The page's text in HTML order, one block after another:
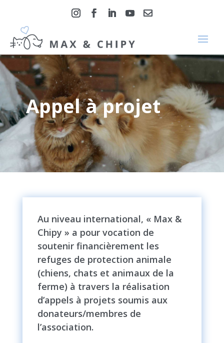
Appel à projet
Au niveau international, « Max &
Chipy » a pour vocation de
soutenir financièrement les
refuges de protection animale
(chiens, chats et animaux de la
ferme) à travers la réalisation
d’appels à projets soumis aux
donateurs/membres de
l’association.